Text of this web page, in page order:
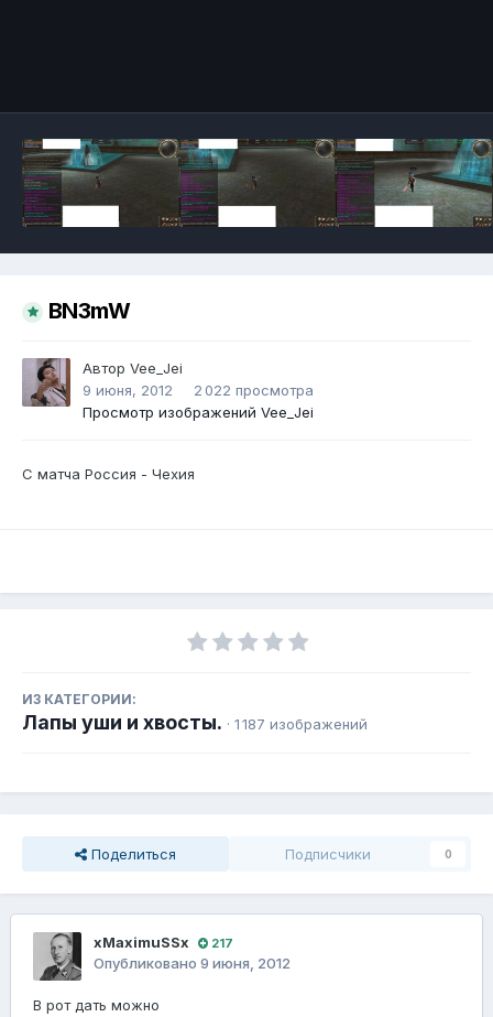
BN3mW
Автор Vee_Jei
9 июня, 2012
2 022 просмотра
Просмотр изображений Vee_Jei
С матча Россия - Чехия
ИЗ КАТЕГОРИИ:
Лапы уши и хвосты. · 1 187 изображений
Поделиться Подписчики 0
xMaximuSSx 217
Опубликовано 9 июня, 2012
В рот дать можно